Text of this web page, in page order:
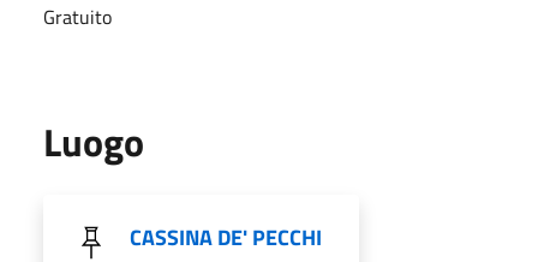
Gratuito
Luogo
CASSINA DE' PECCHI